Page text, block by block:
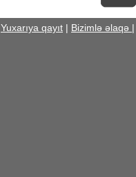
Yuxarıya qayıt | Bizimlə əlaqə